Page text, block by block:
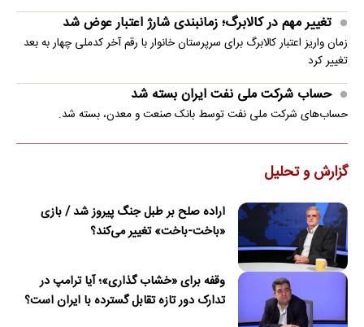
تغییر مهم در کالابرگ؛ زمانبندی‌ شارژ اعتبار عوض شد
زمان واریز اعتبار کالابرگ برای سرپرستان خانوار با رقم آخر کدملی چهار به بعد
تغییر کرد
حساب‌ شرکت ملی نفت ایران بسته شد
حساب‌های شرکت ملی نفت توسط بانک صنعت و معدن، بسته شد.
گزارش و تحلیل
اراده صلح بر طبل جنگ پیروز شد / بازی
«باخت-باخت» تغییر می‌کند؟
وقفه برای «خشاب گذاری»؛ آیا ترامپ در
تدارک دور تازه تقابل گسترده با ایران است؟